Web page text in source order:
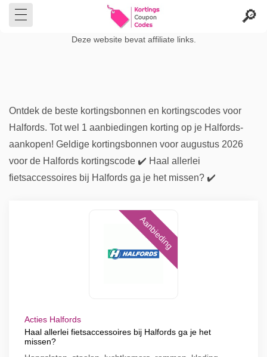
Deze website bevat affiliate links.
Ontdek de beste kortingsbonnen en kortingscodes voor
Halfords. Tot wel 1 aanbiedingen korting op je Halfords-
aankopen! Geldige kortingsbonnen voor augustus 2026
voor de Halfords kortingscode ✔️ Haal allerlei
fietsaccessoires bij Halfords ga je het missen? ✔️
Aanbieding
Acties Halfords
Haal allerlei fietsaccessoires bij Halfords ga je het
missen?